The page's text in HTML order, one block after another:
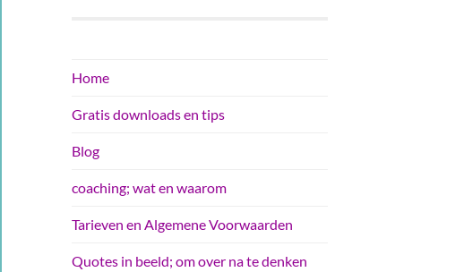
Home
Gratis downloads en tips
Blog
coaching; wat en waarom
Tarieven en Algemene Voorwaarden
Quotes in beeld; om over na te denken